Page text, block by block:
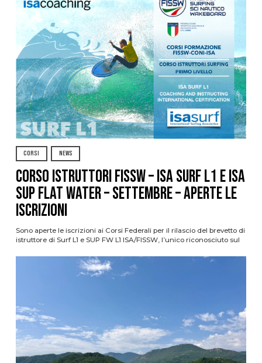
CORSI NEWS
CORSO ISTRUTTORI FISSW – ISA SURF L1 e ISA
SUP Flat Water – SETTEMBRE – APERTE LE
ISCRIZIONI
Sono aperte le iscrizioni ai Corsi Federali per il rilascio del brevetto di
istruttore di Surf L1 e SUP FW L1 ISA/FISSW, l’unico riconosciuto sul